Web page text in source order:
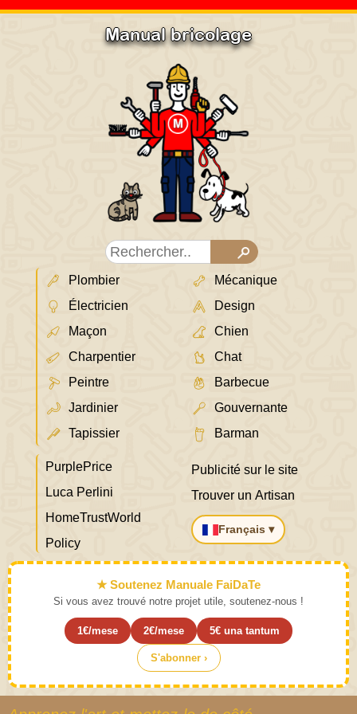
Manual bricolage
Plombier
Électricien
Maçon
Charpentier
Peintre
Jardinier
Tapissier
Mécanique
Design
Chien
Chat
Barbecue
Gouvernante
Barman
PurplePrice
Luca Perlini
HomeTrustWorld
Policy
Publicité sur le site
Trouver un Artisan
Français ▾
★ Soutenez Manuale FaiDaTe
Si vous avez trouvé notre projet utile, soutenez-nous !
1€/mese 2€/mese 5€ una tantum
S'abonner ›